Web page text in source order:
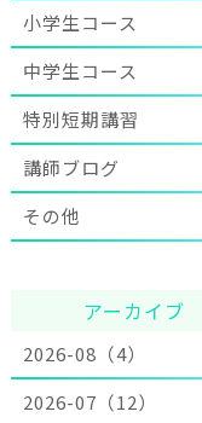
小学生コース
中学生コース
特別短期講習
講師ブログ
その他
アーカイブ
2026-08（4）
2026-07（12）